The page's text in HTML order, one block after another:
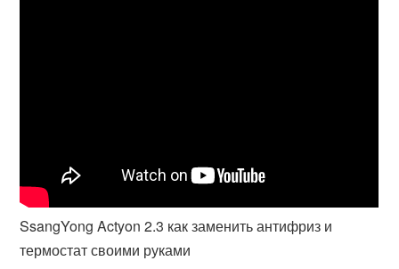
SsangYong Actyon 2.3 как заменить антифриз и
термостат своими руками